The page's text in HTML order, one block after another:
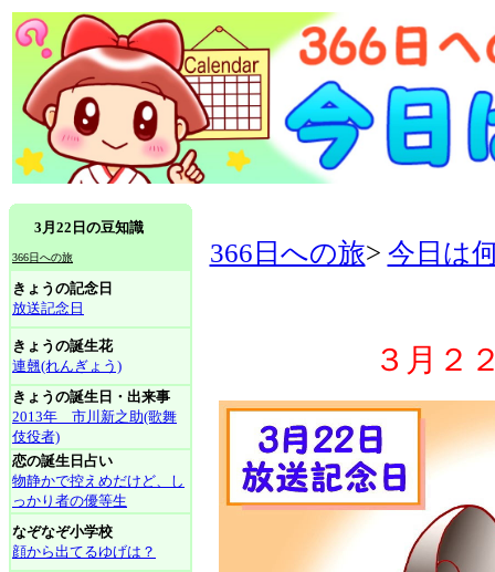
3月22日の豆知識
366日への旅
きょうの記念日
放送記念日
きょうの誕生花
連翹(れんぎょう)
きょうの誕生日・出来事
2013年 市川新之助(歌舞
伎役者)
恋の誕生日占い
物静かで控えめだけど、し
っかり者の優等生
なぞなぞ小学校
顔から出てるゆげは？
366日への旅> 今日は
３月２